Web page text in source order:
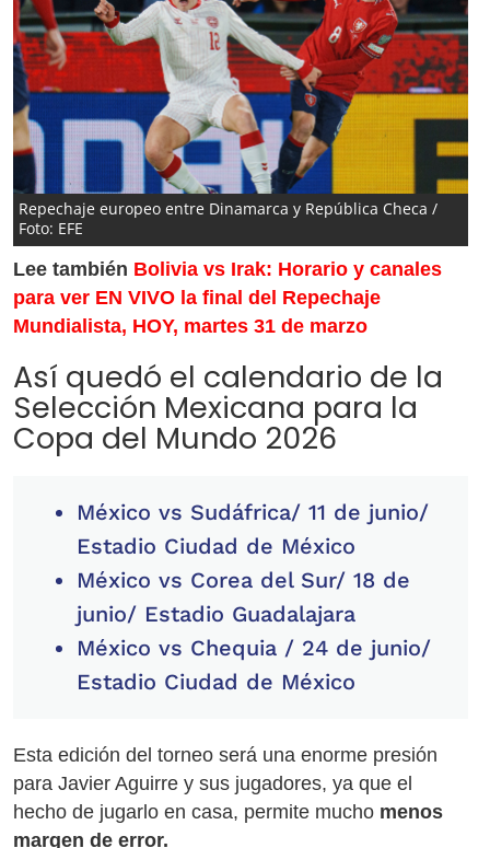
Repechaje europeo entre Dinamarca y República Checa /
Foto: EFE
Lee también Bolivia vs Irak: Horario y canales
para ver EN VIVO la final del Repechaje
Mundialista, HOY, martes 31 de marzo
Así quedó el calendario de la
Selección Mexicana para la
Copa del Mundo 2026
México vs Sudáfrica/ 11 de junio/
Estadio Ciudad de México
México vs Corea del Sur/ 18 de
junio/ Estadio Guadalajara
México vs Chequia / 24 de junio/
Estadio Ciudad de México
Esta edición del torneo será una enorme presión
para Javier Aguirre y sus jugadores, ya que el
hecho de jugarlo en casa, permite mucho menos
margen de error.